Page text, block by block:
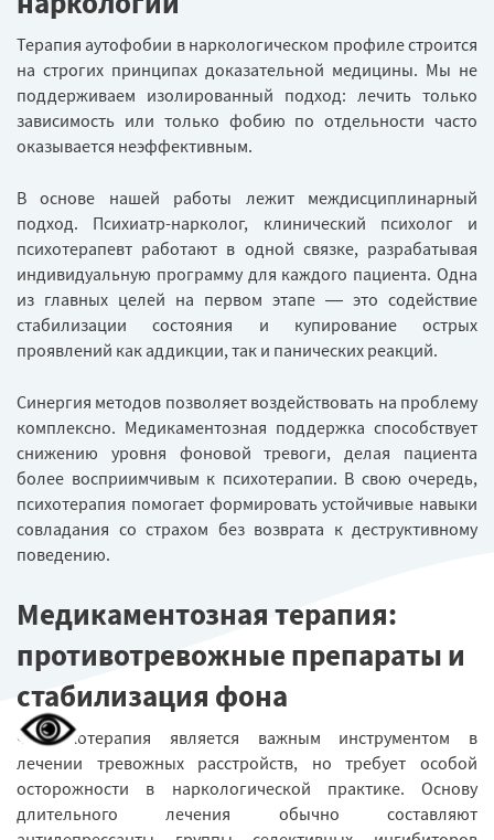
Терапия аутофобии в наркологическом профиле строится
на строгих принципах доказательной медицины. Мы не
поддерживаем изолированный подход: лечить только
зависимость или только фобию по отдельности часто
оказывается неэффективным.
В основе нашей работы лежит междисциплинарный
подход. Психиатр-нарколог, клинический психолог и
психотерапевт работают в одной связке, разрабатывая
индивидуальную программу для каждого пациента. Одна
из главных целей на первом этапе — это содействие
стабилизации состояния и купирование острых
проявлений как аддикции, так и панических реакций.
Синергия методов позволяет воздействовать на проблему
комплексно. Медикаментозная поддержка способствует
снижению уровня фоновой тревоги, делая пациента
более восприимчивым к психотерапии. В свою очередь,
психотерапия помогает формировать устойчивые навыки
совладания со страхом без возврата к деструктивному
поведению.
Медикаментозная терапия:
противотревожные препараты и
стабилизация фона
Фармакотерапия является важным инструментом в
лечении тревожных расстройств, но требует особой
осторожности в наркологической практике. Основу
длительного лечения обычно составляют